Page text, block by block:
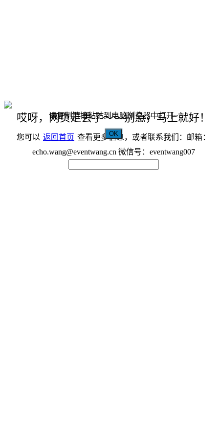
哎呀，网页走丢了～～别急，马上就好！
您可以 返回首页 查看更多信息，或者联系我们：邮箱：
echo.wang@eventwang.cn 微信号：eventwang007
请复制链接粘贴到电脑浏览器中打开~
OK